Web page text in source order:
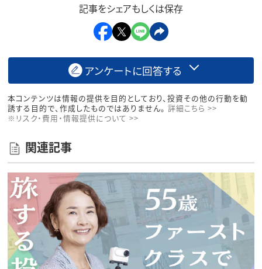
記事をシェアもしくは保存
アンケートに回答する
本コンテンツは情報の提供を目的としており、投資その他の行動を勧
誘する目的で、作成したものではありません。 詳細こちら >>
※リスク・費用・情報提供について >>
関連記事